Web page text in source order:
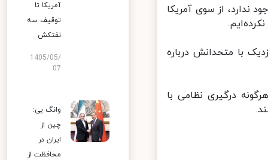
از سوی آمریکا
با متحدانش درباره
درگیری نظامی با
آمریکا تا
توقیف سه
نفتکش
1405/05/
07
وانگ یی:
چین از
ایران در
محافظت از